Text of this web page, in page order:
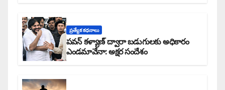
ప్రత్యేక కధనాలు
పవన్ కళ్యాణ్ ద్వారా బడుగులకు అధికారం
ఎండమావేనా: అక్షర సందేశం